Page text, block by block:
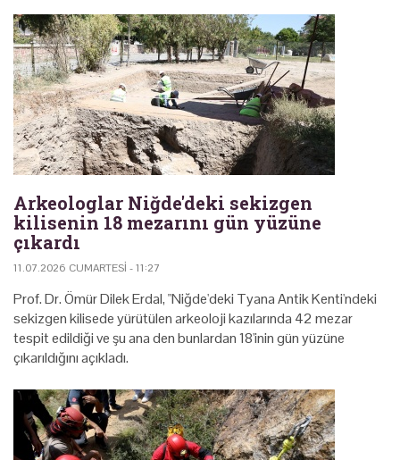
Arkeologlar Niğde'deki sekizgen
kilisenin 18 mezarını gün yüzüne
çıkardı
11.07.2026 CUMARTESI - 11:27
Prof. Dr. Ömür Dilek Erdal, "Niğde'deki Tyana Antik Kenti'ndeki
sekizgen kilisede yürütülen arkeoloji kazılarında 42 mezar
tespit edildiği ve şu ana den bunlardan 18'inin gün yüzüne
çıkarıldığını açıkladı.